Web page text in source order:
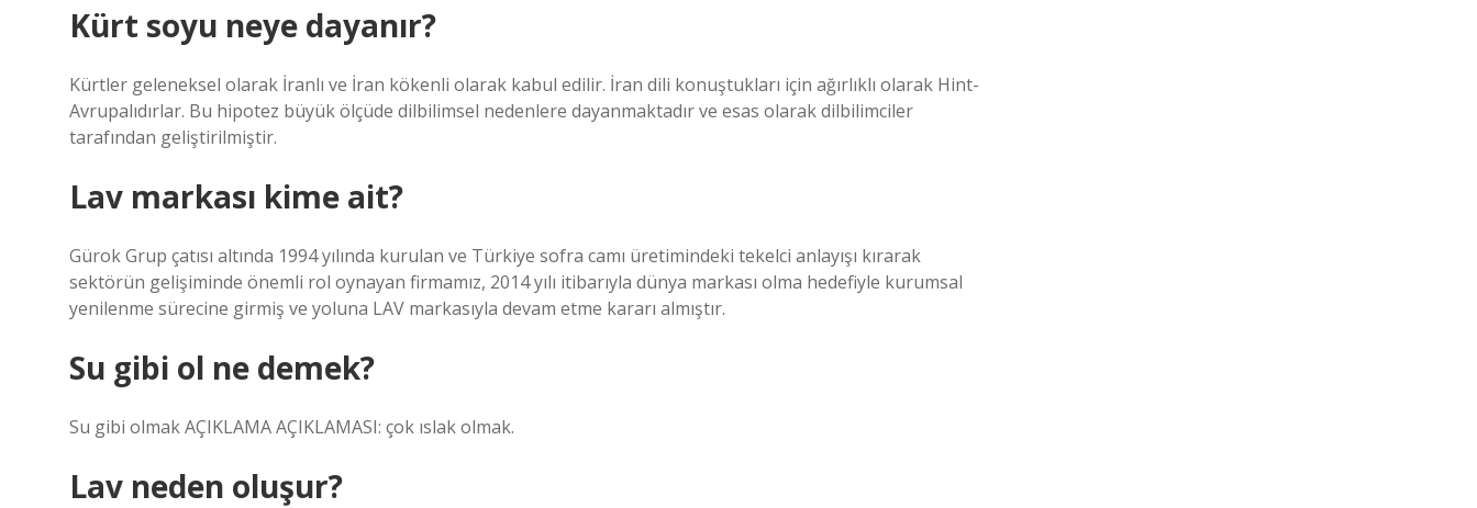
Kürt soyu neye dayanır?
Kürtler geleneksel olarak İranlı ve İran kökenli olarak kabul edilir. İran dili konuştukları için ağırlıklı olarak Hint-
Avrupalıdırlar. Bu hipotez büyük ölçüde dilbilimsel nedenlere dayanmaktadır ve esas olarak dilbilimciler
tarafından geliştirilmiştir.
Lav markası kime ait?
Gürok Grup çatısı altında 1994 yılında kurulan ve Türkiye sofra camı üretimindeki tekelci anlayışı kırarak
sektörün gelişiminde önemli rol oynayan firmamız, 2014 yılı itibarıyla dünya markası olma hedefiyle kurumsal
yenilenme sürecine girmiş ve yoluna LAV markasıyla devam etme kararı almıştır.
Su gibi ol ne demek?
Su gibi olmak AÇIKLAMA AÇIKLAMASI: çok ıslak olmak.
Lav neden oluşur?